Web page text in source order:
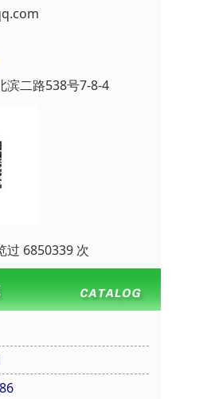
滨二路538号7-8-4
过 6850339 次